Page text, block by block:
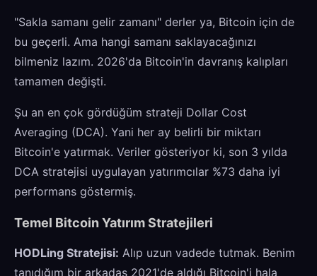
"Sakla samanı gelir zamanı" derler ya, Bitcoin için de
bu geçerli. Ama hangi samanı saklayacağınızı
bilmeniz lazım. 2026'da Bitcoin'in davranış kalıpları
tamamen değişti.
Şu an en çok gördüğüm strateji Dollar Cost
Averaging (DCA). Yani her ay belirli bir miktarı
Bitcoin'e yatırmak. Veriler gösteriyor ki, son 3 yılda
DCA stratejisi uygulayan yatırımcılar %73 daha iyi
performans göstermiş.
Temel Bitcoin Yatırım Stratejileri
HODLing Stratejisi: Alıp uzun vadede tutmak. Benim
tanıdığım bir arkadaş 2021'de aldığı Bitcoin'i hala